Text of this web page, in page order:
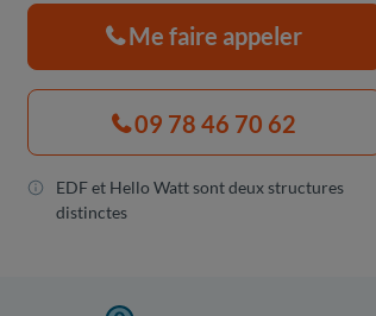
Me faire appeler
09 78 46 70 62
EDF et Hello Watt sont deux structures
distinctes